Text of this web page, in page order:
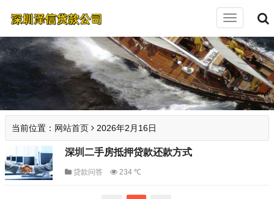
切
导
航
当前位置： 网站首页 2026年2月16日
深圳二手房抵押贷款还款方式
贷款问答 234 ℃